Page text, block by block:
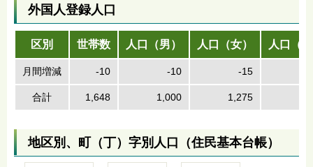
外国人登録人口
区別 世帯数 人口（男） 人口（女） 人口（
月間増減 -10 -10 -15
合計 1,648 1,000 1,275
地区別、町（丁）字別人口（住民基本台帳）